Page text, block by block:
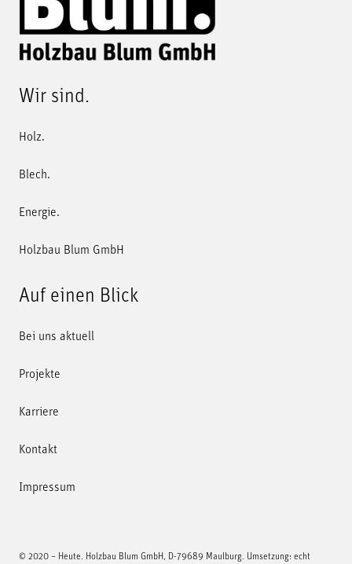
Wir sind.
Holz.
Blech.
Energie.
Holzbau Blum GmbH
Auf einen Blick
Bei uns aktuell
Projekte
Karriere
Kontakt
Impressum
© 2020 – Heute. Holzbau Blum GmbH, D-79689 Maulburg. Umsetzung: echt